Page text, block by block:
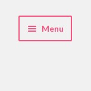
Menu